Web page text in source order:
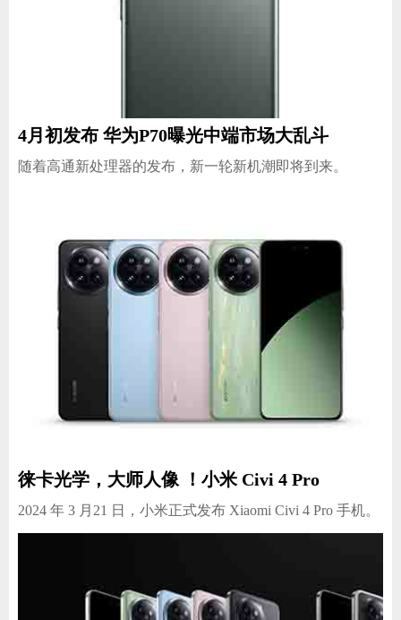
4月初发布 华为P70曝光中端市场大乱斗
随着高通新处理器的发布，新一轮新机潮即将到来。
徕卡光学，大师人像 ！小米 Civi 4 Pro
2024 年 3 月21 日，小米正式发布 Xiaomi Civi 4 Pro 手机。